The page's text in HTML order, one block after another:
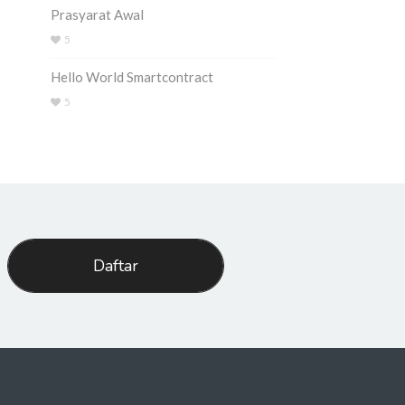
Prasyarat Awal
5
Hello World Smartcontract
5
Daftar